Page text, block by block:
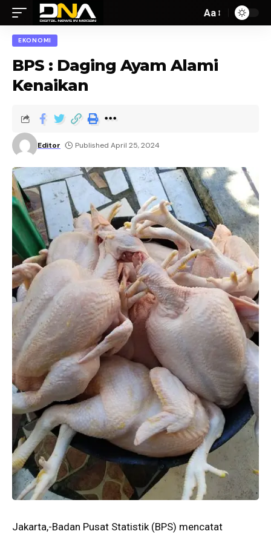
Aa
EKONOMI
BPS : Daging Ayam Alami
Kenaikan
Editor Published April 25, 2024
Jakarta,-Badan Pusat Statistik (BPS) mencatat